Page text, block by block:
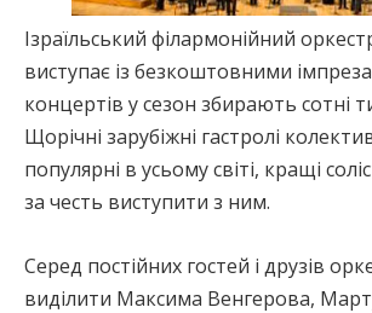
Ізраїльський філармонійний
виступає із безкоштовними
концертів у сезон збирають сотні
Щорічні зарубіжні гастролі
популярні в усьому світі, кращі
за честь виступити з ним.
Серед постійних гостей і друзів
виділити Максима Венгерова,